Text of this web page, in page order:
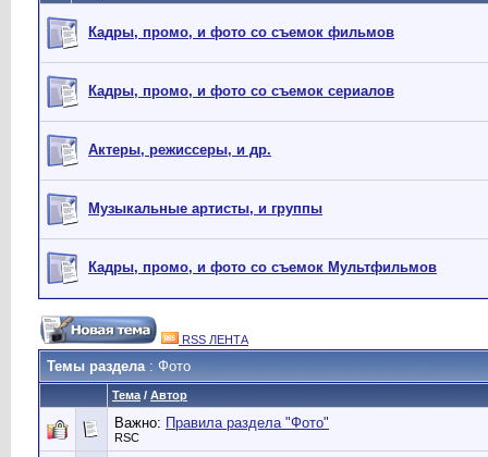
Кадры, промо, и фото со съемок фильмов
Кадры, промо, и фото со съемок сериалов
Актеры, режиссеры, и др.
Музыкальные артисты, и группы
Кадры, промо, и фото со съемок Мультфильмов
RSS ЛЕНТА
Темы раздела: Фото
Тема / Автор
Важно: Правила раздела "Фото"
RSC